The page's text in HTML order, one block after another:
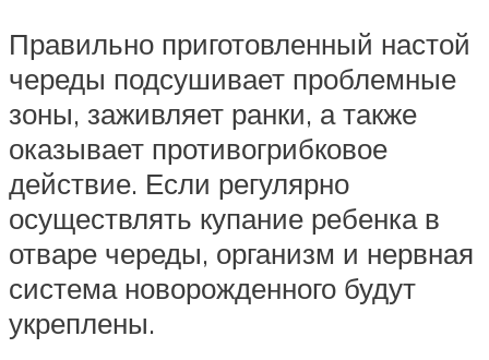
Правильно приготовленный настой
череды подсушивает проблемные
зоны, заживляет ранки, а также
оказывает противогрибковое
действие. Если регулярно
осуществлять купание ребенка в
отваре череды, организм и нервная
система новорожденного будут
укреплены.